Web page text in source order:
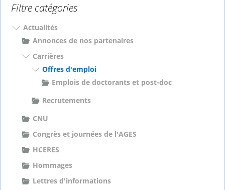
r
h
Filtre catégories
Actualités
Annonces de nos partenaires
Carrières
Offres d'emploi
Emplois de doctorants et post-doc
Recrutements
CNU
Congrès et journées de l'AGES
HCERES
Hommages
Lettres d'informations